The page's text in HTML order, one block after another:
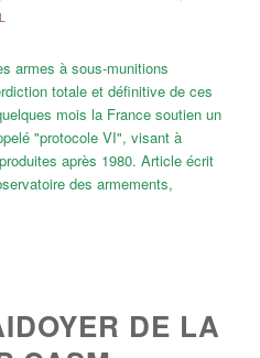
armes à sous-munitions
totale et définitive de ces
mois la France soutien un
"protocole VI", visant à
après 1980. Article écrit
des armements,
DE LA